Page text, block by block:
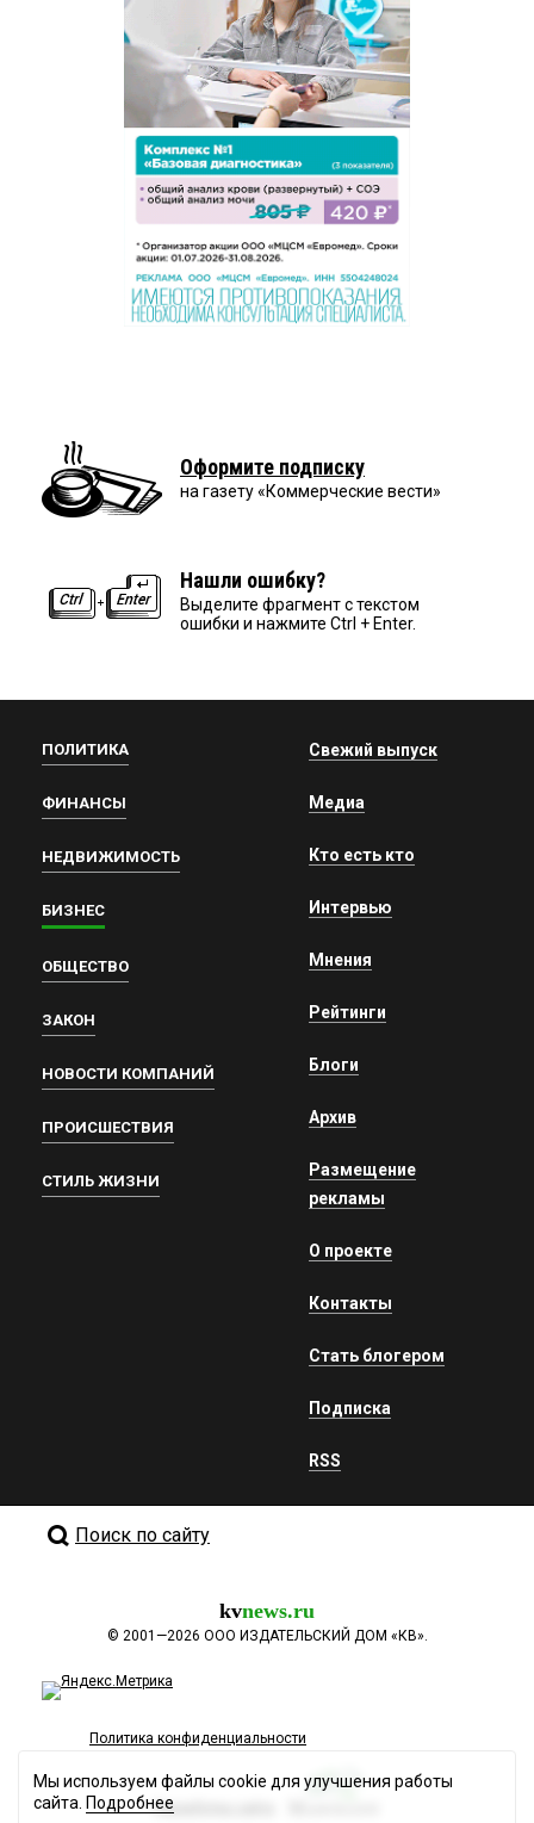
Оформите подписку
на газету «Коммерческие вести»
Нашли ошибку?
Выделите фрагмент с текстом
ошибки и нажмите Ctrl + Enter.
ПОЛИТИКА
ФИНАНСЫ
НЕДВИЖИМОСТЬ
БИЗНЕС
ОБЩЕСТВО
ЗАКОН
НОВОСТИ КОМПАНИЙ
ПРОИСШЕСТВИЯ
СТИЛЬ ЖИЗНИ
Свежий выпуск
Медиа
Кто есть кто
Интервью
Мнения
Рейтинги
Блоги
Архив
Размещение
рекламы
О проекте
Контакты
Стать блогером
Подписка
RSS
Поиск по сайту
kvnews.ru
© 2001—2026 ООО ИЗДАТЕЛЬСКИЙ ДОМ «КВ».
Политика конфиденциальности
Разработка сайта
Мы используем файлы cookie для улучшения работы
сайта. Подробнее